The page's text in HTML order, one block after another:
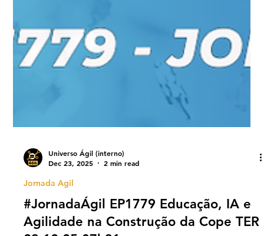
Dec 23, 2025
Jornada Agil
#JornadaÁgil EP1779 Educação, IA e